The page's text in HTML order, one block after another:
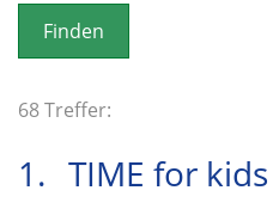
o
n
68 Treffer:
1. TIME for